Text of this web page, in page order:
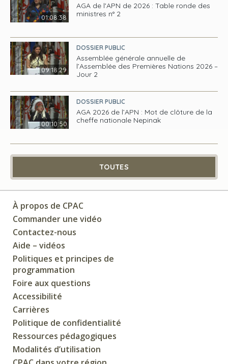
01:08:38
AGA de l'APN de 2026 : Table ronde des
ministres n° 2
09:18:29
DOSSIER PUBLIC
Assemblée générale annuelle de
l’Assemblée des Premières Nations 2026 –
Jour 2
00:10:50
DOSSIER PUBLIC
AGA 2026 de l’APN : Mot de clôture de la
cheffe nationale Nepinak
TOUTES
À propos de CPAC
Commander une vidéo
Contactez-nous
Aide – vidéos
Politiques et principes de
programmation
Foire aux questions
Accessibilité
Carrières
Politique de confidentialité
Ressources pédagogiques
Modalités d’utilisation